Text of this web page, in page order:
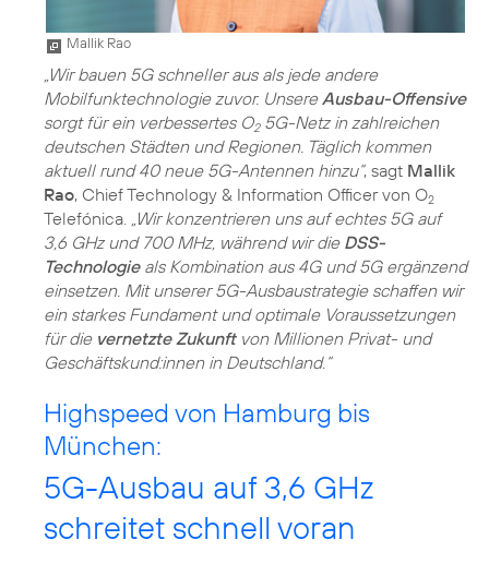
Mallik Rao
„Wir bauen 5G schneller aus als jede andere
Mobilfunktechnologie zuvor. UnsereAusbau-Offensive
sorgt für ein verbessertes O25G-Netz in zahlreichen
deutschen Städten und Regionen. Täglich kommen
aktuell rund 40 neue 5G-Antennen hinzu“, sagt Mallik
Rao, Chief Technology & Information Officer von O2
Telefónica. „Wir konzentrieren uns auf echtes 5G auf
3,6 GHz und 700 MHz, während wir die DSS-
Technologieals Kombination aus 4G und 5G ergänzend
einsetzen. Mit unserer 5G-Ausbaustrategie schaffen wir
ein starkes Fundament und optimale Voraussetzungen
für die vernetzte Zukunftvon Millionen Privat- und
Geschäftskund:innen in Deutschland.“
Highspeed von Hamburg bis
München:
5G-Ausbau auf 3,6 GHz
schreitet schnell voran